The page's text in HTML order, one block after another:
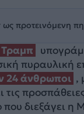
προτεινόμενη
πυραυλική
24 άνθρωποι ,
τις
που διεξάγει